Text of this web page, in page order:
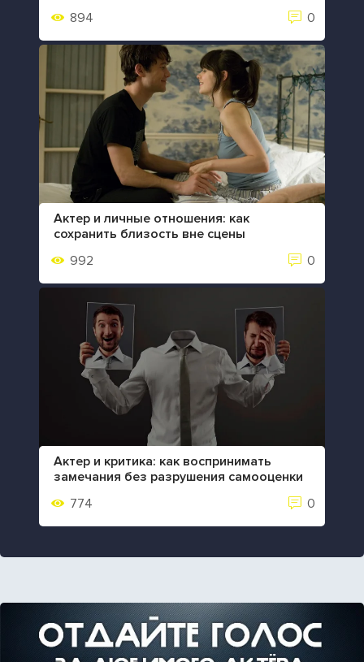
894
0
Актер и личные отношения: как
сохранить близость вне сцены
992
0
Актер и критика: как воспринимать
замечания без разрушения самооценки
774
0